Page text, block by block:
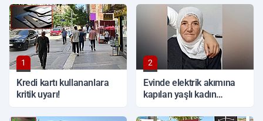
1
Kredi kartı kullananlara
kritik uyarı!
2
Evinde elektrik akımına
kapılan yaşlı kadın